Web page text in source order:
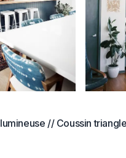
lumineuse // Coussin